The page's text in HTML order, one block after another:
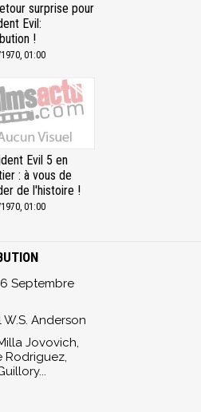
surprise pour
Evil:
!
01:00
Evil 5 en
: à vous de
de l'histoire !
01:00
Septembre
W.S. Anderson
Jovovich,
Rodriguez,